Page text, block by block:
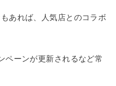
あれば、人気店とのコラボ
ペーンが更新されるなど常